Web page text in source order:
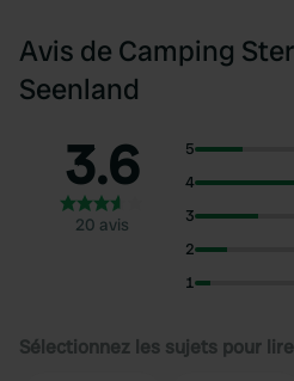
Avis de Camping
Seenland
3.6
20 avis
5
4
3
2
1
Sélectionnez les sujets pour